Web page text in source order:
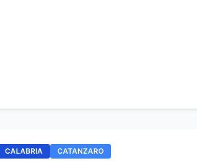
CALABRIA CATANZARO